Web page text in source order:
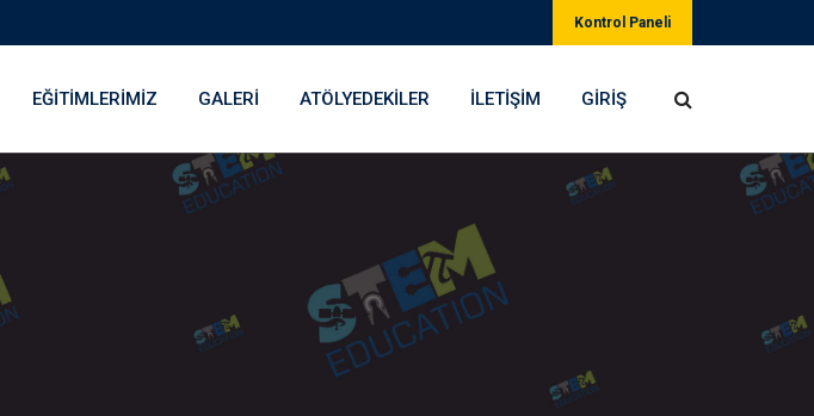
Kontrol Paneli
EĞITIMLERIMIZ GALERI ATÖLYEDEKILER İLETIŞIM GIRIŞ